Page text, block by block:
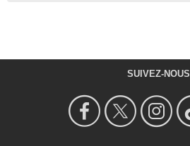
SUIVEZ-NOUS